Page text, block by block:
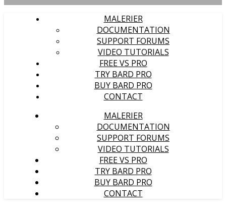
MALERIER
DOCUMENTATION
SUPPORT FORUMS
VIDEO TUTORIALS
FREE VS PRO
TRY BARD PRO
BUY BARD PRO
CONTACT
MALERIER
DOCUMENTATION
SUPPORT FORUMS
VIDEO TUTORIALS
FREE VS PRO
TRY BARD PRO
BUY BARD PRO
CONTACT